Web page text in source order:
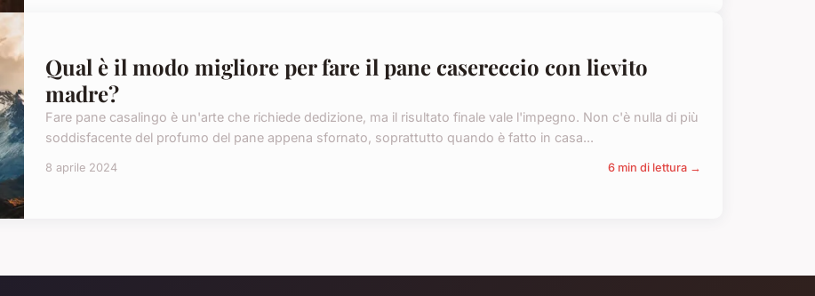
Qual è il modo migliore per fare il pane casereccio con lievito
madre?
Fare pane casalingo è un'arte che richiede dedizione, ma il risultato finale vale l'impegno. Non c'è nulla di più
soddisfacente del profumo del pane appena sfornato, soprattutto quando è fatto in casa...
8 aprile 2024 6 min di lettura →